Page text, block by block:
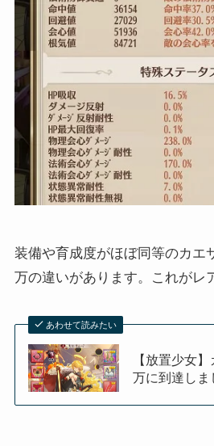
装備や育成度がほぼ同等のカエ
万の違いがあります。これがレ
あわせて読みたい
【放置少女
万に到達しま